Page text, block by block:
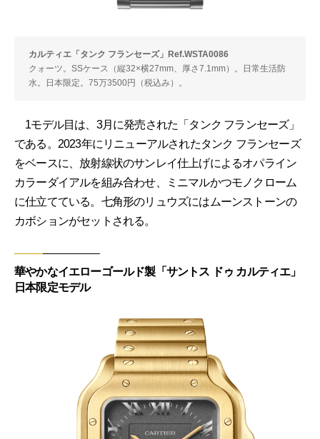
カルティエ「タンク フランセーズ」Ref.WSTA0086
クォーツ。SSケース（縦32×横27mm、厚さ7.1mm）。日常生活防
水。日本限定。75万3500円（税込み）。
1モデル目は、3月に発売された「タンク フランセーズ」
である。2023年にリニューアルされたタンク フランセーズ
をベースに、放射線状のサンレイ仕上げによるオパライン
カラーダイアルを組み合わせ、ミニマルかつモノクローム
に仕立てている。七角形のリュウズにはムーンストーンの
カボションがセットされる。
華やかなイエローゴールド製「サントス ドゥ カルティエ」
日本限定モデル